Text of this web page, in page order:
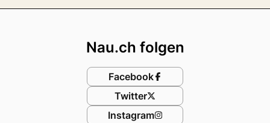
Nau.ch folgen
Facebook
Twitter
Instagram